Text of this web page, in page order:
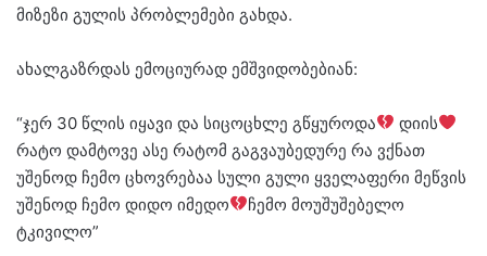
მიზეზი გულის პრობლემები გახდა.
ახალგაზრდას ემოციურად ემშვიდობებიან:
“ჯერ 30 წლის იყავი და სიცოცხლე გწყუროდა
დიის
რატო დამტოვე ასე რატომ გაგვაუბედურე რა ვქნათ
უშენოდ ჩემო ცხოვრებაა სული გული ყველაფერი მეწვის
უშენოდ ჩემო დიდო იმედო
ჩემო მოუშუშებელო
ტკივილო”